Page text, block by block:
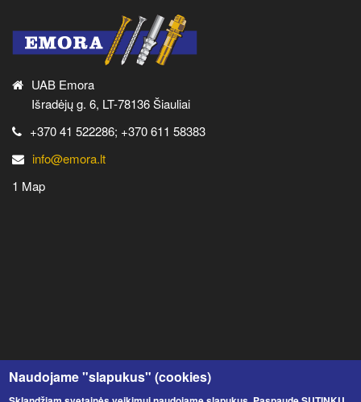
UAB Emora
Išradėjų g. 6, LT-78136 Šiauliai
+370 41 522286; +370 611 58383
info@emora.lt
1 Map
Naudojame "slapukus" (cookies)